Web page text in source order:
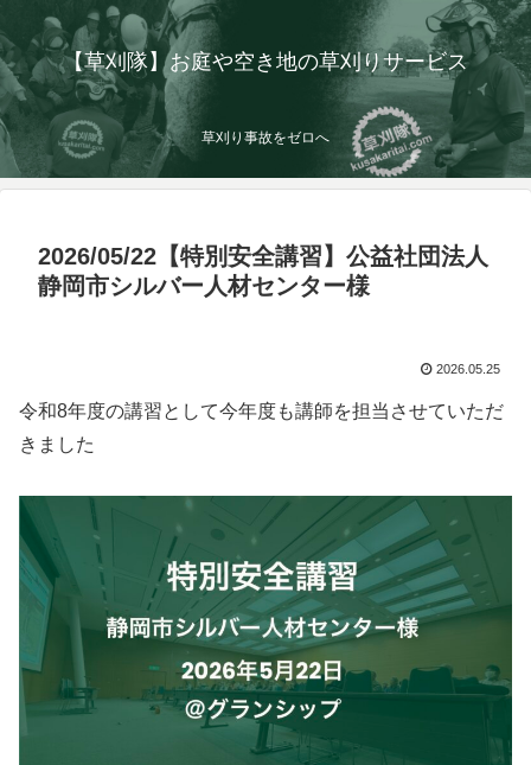
【草刈隊】お庭や空き地の草刈りサービス
草刈り事故をゼロへ
2026/05/22【特別安全講習】公益社団法人
静岡市シルバー人材センター様
2026.05.25
令和8年度の講習として今年度も講師を担当させていただ
きました